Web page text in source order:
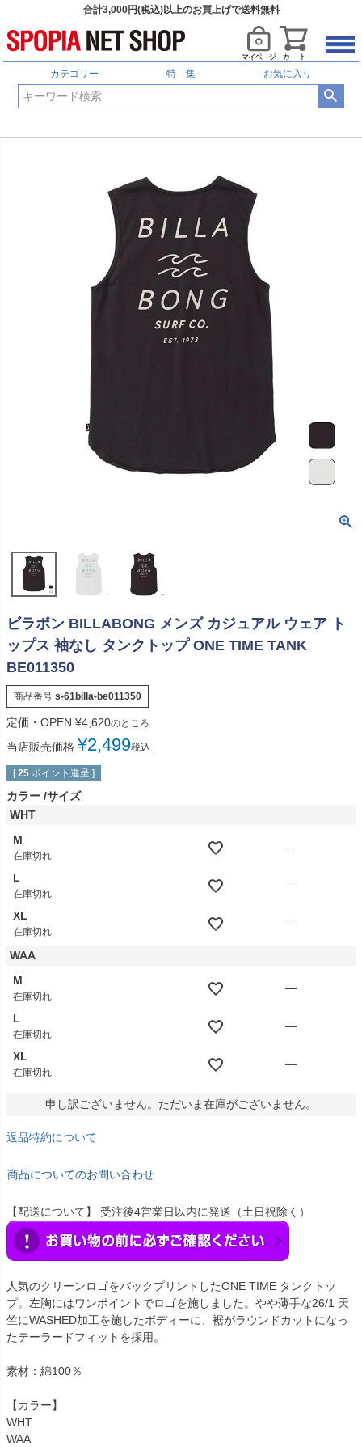
合計3,000円(税込)以上のお買上げで送料無料
カテゴリー 特 集 お気に入り
ビラボン BILLABONG メンズ カジュアル ウェア ト
ップス 袖なし タンクトップ ONE TIME TANK
BE011350
商品番号 s-61billa-be011350
定価・OPEN ¥4,620のところ
当店販売価格 ¥2,499税込
[ 25 ポイント進呈 ]
カラー サイズ
WHT
M
在庫切れ
—
L
在庫切れ
—
XL
在庫切れ
—
WAA
M
在庫切れ
—
L
在庫切れ
—
XL
在庫切れ
—
申し訳ございません。ただいま在庫がございません。
返品特約について
商品についてのお問い合わせ
【配送について】 受注後4営業日以内に発送（土日祝除く）
人気のクリーンロゴをバックプリントしたONE TIME タンクトッ
プ。左胸にはワンポイントでロゴを施しました。やや薄手な26/1 天
竺にWASHED加工を施したボディーに、裾がラウンドカットになっ
たテーラードフィットを採用。
素材：綿100％
【カラー】
WHT
WAA